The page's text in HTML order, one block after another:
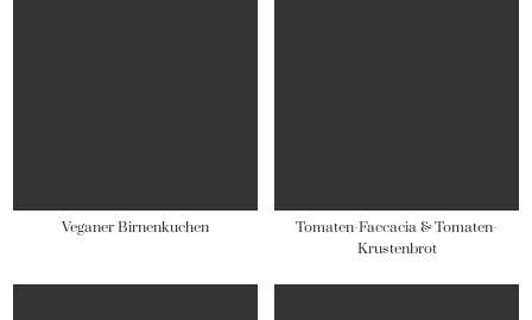
Veganer Birnenkuchen
Tomaten-Faccacia & Tomaten-
Krustenbrot